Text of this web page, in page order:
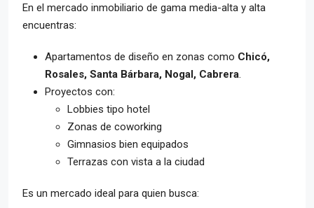
En el mercado inmobiliario de gama media-alta y alta
encuentras:
Apartamentos de diseño en zonas como Chicó,
Rosales, Santa Bárbara, Nogal, Cabrera.
Proyectos con:
Lobbies tipo hotel
Zonas de coworking
Gimnasios bien equipados
Terrazas con vista a la ciudad
Es un mercado ideal para quien busca: